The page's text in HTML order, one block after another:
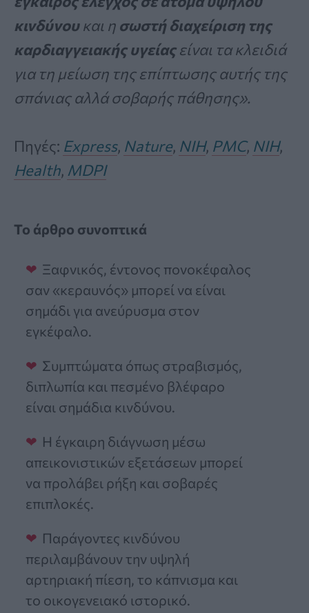
κινδύνουκαι η σωστή διαχείριση της
καρδιαγγειακής υγείαςείναι τα κλειδιά
για τη μείωση της επίπτωσης αυτής της
σπάνιας αλλά σοβαρής πάθησης».
Πηγές: Express, Nature, NIH, PMC, NIH,
Health, MDPI
Το άρθρο συνοπτικά
Ξαφνικός, έντονος πονοκέφαλος
σαν «κεραυνός» μπορεί να είναι
σημάδι για ανεύρυσμα στον
εγκέφαλο.
Συμπτώματα όπως στραβισμός,
διπλωπία και πεσμένο βλέφαρο
είναι σημάδια κινδύνου.
Η έγκαιρη διάγνωση μέσω
απεικονιστικών εξετάσεων μπορεί
να προλάβει ρήξη και σοβαρές
επιπλοκές.
Παράγοντες κινδύνου
περιλαμβάνουν την υψηλή
αρτηριακή πίεση, το κάπνισμα και
το οικογενειακό ιστορικό.